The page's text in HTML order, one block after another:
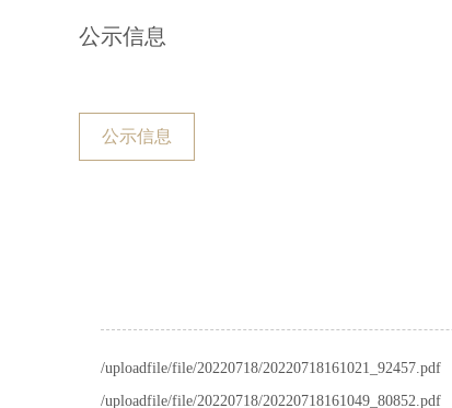
公示信息
公示信息
/uploadfile/file/20220718/20220718161021_92457.pdf
/uploadfile/file/20220718/20220718161049_80852.pdf